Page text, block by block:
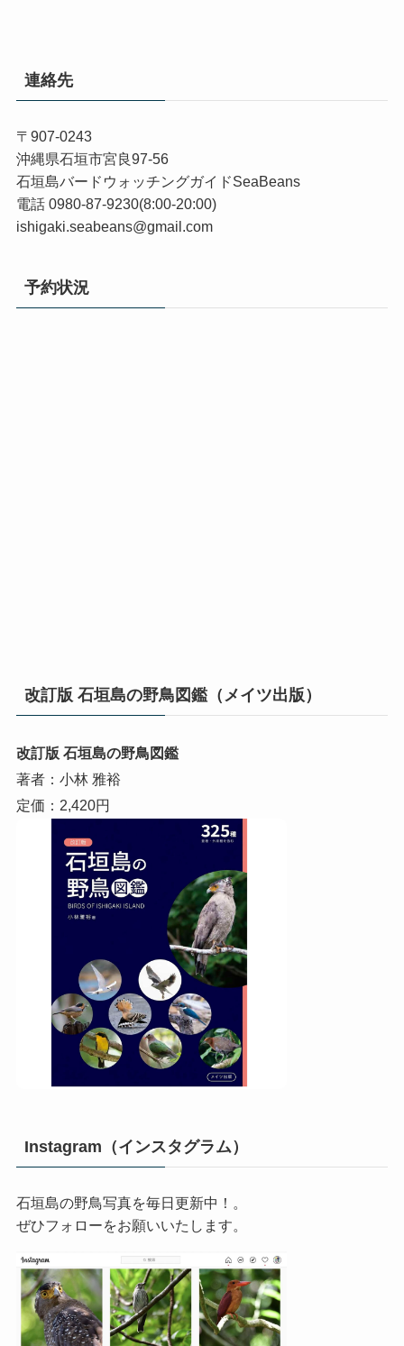
連絡先
〒907-0243
沖縄県石垣市宮良97-56
石垣島バードウォッチングガイドSeaBeans
電話 0980-87-9230(8:00-20:00)
ishigaki.seabeans@gmail.com
予約状況
改訂版 石垣島の野鳥図鑑（メイツ出版）
改訂版 石垣島の野鳥図鑑
著者：小林 雅裕
定価：2,420円
Instagram（インスタグラム）
石垣島の野鳥写真を毎日更新中！。
ぜひフォローをお願いいたします。